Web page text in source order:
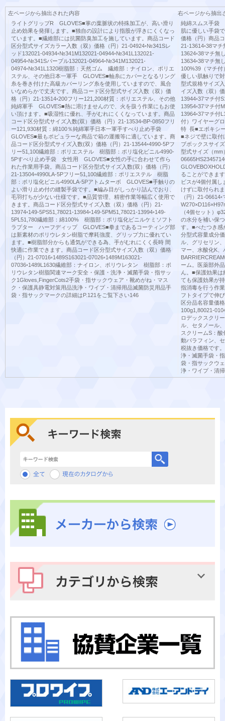
左ページから抽出された内容
ライトグリップR GLOVES■掌の葉脈状の特殊加工が、高い滑り
止め効果を発揮します。■独自の設計により指股が浮きにくくなっ
ています。■繊維部には抗菌防臭加工を施しています。商品コード
区分型式サイズカラー入数（双）価格（円）21-04924◦№341Sレ
ッド132021-04934◦№341M132021-04944◦№341L132021-
04954◦№341Sパープル132021-04964◦№341M132021-
04974◦№341L1320樹脂部：天然ゴム 繊維部：ナイロン、ポリエ
ステル、その他日本一軍手 GLOVES■軸糸にカバーとなるリング
糸を巻き付けた高級カバーリング糸を使用していますので、風合
いなめらかで丈夫です。商品コード区分型式サイズ入数（双）価
格（円）21-13514◦200フリー121,200材質：ポリエステル、その他
純綿軍手 GLOVES■熱に溶けませんので、火を扱う作業にもお使
い頂けます。■吸湿性に優れ、手がむれにくくなっています。商品
コード区分型式サイズ入数(双）価格（円）21-13534◦BP-0850フリ
ー121,930材質：綿100％純綿軍手日本一軍手すべり止め手袋
GLOVES■最もポピュラーな商品で箱の運搬等に適しています。商
品コード区分型式サイズ入数(双）価格（円）21-13544◦4990-5Pフ
リー51,100繊維部：ポリエステル 樹脂部：ポリ塩化ビニル4990-
5Pすべり止め手袋 女性用 GLOVES■女性の手に合わせて作ら
れた作業用手袋。商品コード区分型式サイズ入数(双）価格（円）
21-13504◦4990LA-5Pフリー51,100繊維部：ポリエステル 樹脂
部：ポリ塩化ビニル4990LA-5Pアトムターボ GLOVES■手触りの
よい滑り止め付の縫製手袋です。■編み目がしっかり詰んでおり、
毛羽打ちが少ない仕様です。■品質管理、精密作業等幅広く使用で
きます。商品コード区分型式サイズ入数（双）価格（円）21-
13974◦149-5PS51,78021-13984◦149-5PM51,78021-13994◦149-
5PL51,780繊維部：綿100% 樹脂部：ポリ塩化ビニルケミソフト
ラプター ハーフディップ GLOVES■拳まであるコーティング部
は新素材のポリウレタン樹脂で摩耗強度、グリップ力に優れてい
ます。■樹脂部分からも通気ができる為、手がむれにくく長時 間
快適に作業できます。商品コード区分型式サイズ入数（双）価格
（円）21-07016◦1489S163021-07026◦1489M163021-
07036◦1489L1630繊維部：ナイロン、ポリウレタン 樹脂部：ポ
リウレタン樹脂関連マーク安全・保護・洗浄・滅菌手袋・指サッ
ク1Gloves,FingerCots2手袋・指サックウェア・靴めがね・マス
ク・保護具静電対策用品洗浄・ワイプ・清掃用品滅菌防災用品手
袋・指サックマークの詳細はP.121をご覧下さい146
右ページから抽出
純綿スムス手袋
肌に優しい手袋
価格（円）商品
21-13614◦38マ
13624◦38マチ無
13634◦38マチ無
100%39（マチ
優しい肌触りで
型式規格サイズ
イズ入数（双）
13944◦37マチ付
13954◦37マチ付
13964◦37マチ付
付）ワイヤーグ
特 長■エポキシ
■ネジで壁に取付
ブボックスサイ
型式サイズ（mm
ることができま
ビスが4個付属
けずに取付られ
（円）21-
（4個セット）
の水分を補い保
す。■べたつき感
分型式容量成分
ル、グリセリン
マー、水酸化K
ーム。医薬部外
ん。■保護効果は
ても保護効果が
指消毒を行う作
フトタイプで伸
区分品名容量価
100g1,80021-
ロデックスクリ
ル、セタノー
スクリームS：
動パラフィン、
税抜き価格です
浄・滅菌手袋・
袋・指サックウ
浄・ワイプ・清
キーワード検索